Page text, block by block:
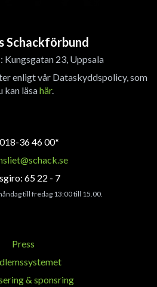
Schackförbund
Kungsgatan 23, Uppsala
enligt vår Dataskyddspolicy, som
kan läsahär.
36 46 00*
65 22 - 7
till fredag 13:00 till 15.00.
Press
& sponsring